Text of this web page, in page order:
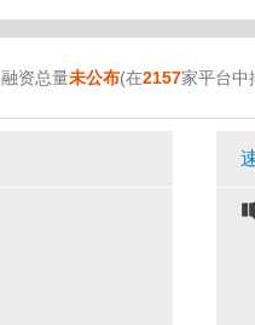
融资总量未公布(在2157家平台中